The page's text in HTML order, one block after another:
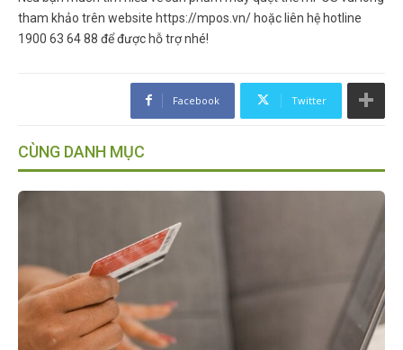
tham khảo trên website https://mpos.vn/ hoặc liên hệ hotline
1900 63 64 88 để được hỗ trợ nhé!
Facebook Twitter
CÙNG DANH MỤC